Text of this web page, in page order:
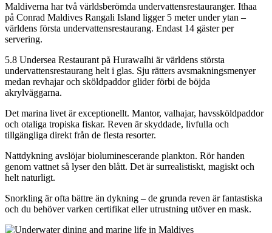
Maldiverna har två världsberömda undervattensrestauranger. Ithaa
på Conrad Maldives Rangali Island ligger 5 meter under ytan –
världens första undervattensrestaurang. Endast 14 gäster per
servering.
5.8 Undersea Restaurant på Hurawalhi är världens största
undervattensrestaurang helt i glas. Sju rätters avsmakningsmenyer
medan revhajar och sköldpaddor glider förbi de böjda
akrylväggarna.
Det marina livet är exceptionellt. Mantor, valhajar, havssköldpaddor
och otaliga tropiska fiskar. Reven är skyddade, livfulla och
tillgängliga direkt från de flesta resorter.
Nattdykning avslöjar bioluminescerande plankton. Rör handen
genom vattnet så lyser den blått. Det är surrealistiskt, magiskt och
helt naturligt.
Snorkling är ofta bättre än dykning – de grunda reven är fantastiska
och du behöver varken certifikat eller utrustning utöver en mask.